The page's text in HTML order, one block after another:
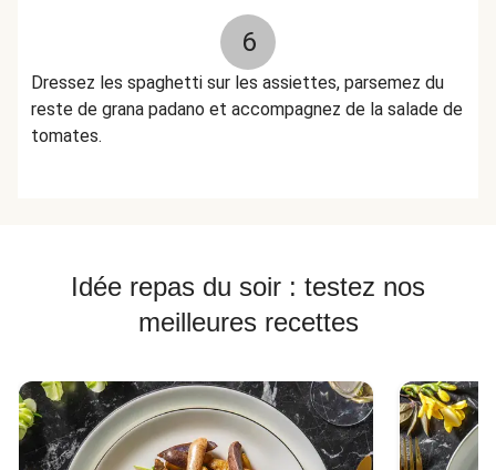
6
Dressez les spaghetti sur les assiettes, parsemez du
reste de grana padano et accompagnez de la salade de
tomates.
Idée repas du soir : testez nos
meilleures recettes